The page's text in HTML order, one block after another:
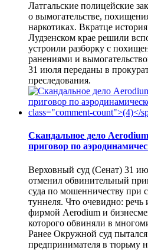
Латгальские полицейские
о вымогательстве,
наркотиках. Вкратце
Лудзенском крае решили
устроили разборку с
ранениями и
31 июля переданы в
преследования.
Скандальное дело
приговор по
Верховный суд (Сенат) 31
отменил обвинительный
суда по мошенничеству при
туннеля. Что очевидно: речь
фирмой Aerodium и
которого обвиняли в
Ранее Окружной суд
предпринимателя в тюрьму